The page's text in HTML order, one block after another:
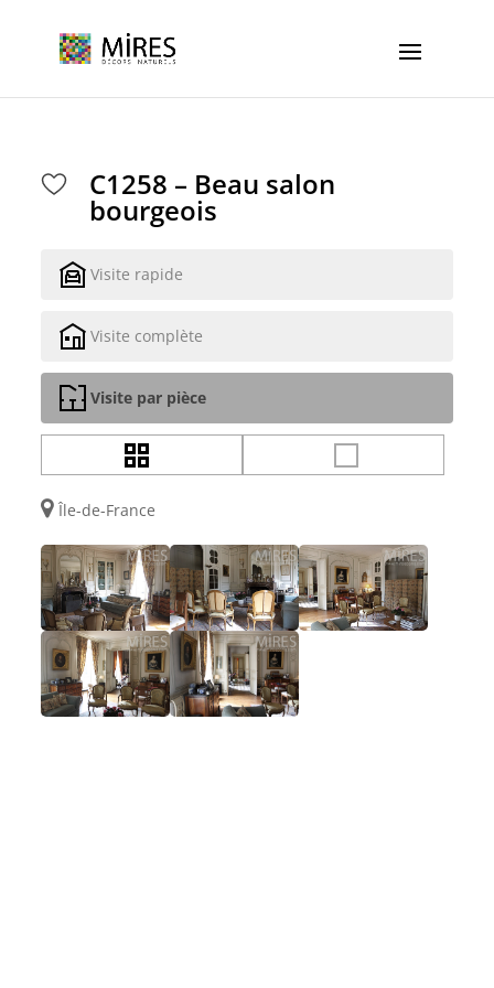
C1258 – Beau salon
bourgeois
Visite rapide
Visite complète
Visite par pièce
Île-de-France